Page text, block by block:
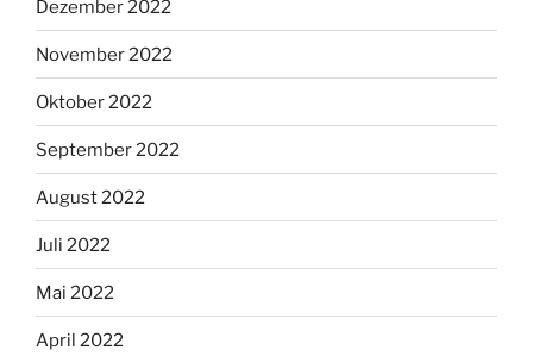
Dezember 2022
November 2022
Oktober 2022
September 2022
August 2022
Juli 2022
Mai 2022
April 2022